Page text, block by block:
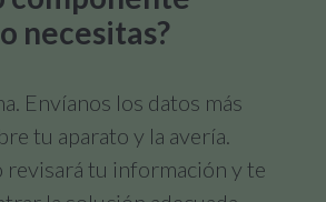
necesitas?
Envíanos los datos más
tu aparato y la avería.
tu información y te